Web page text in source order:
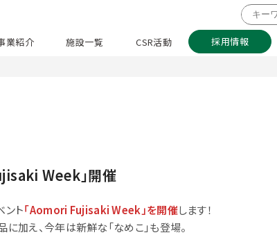
業紹介 施設一覧 CSR活動 採用情報
Week」開催
ント「Aomori Fujisaki Week」を開催します！
に加え、今年は新鮮な「なめこ」も登場。